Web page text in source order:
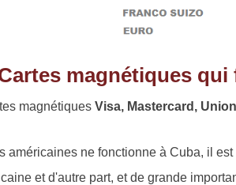
magnétiques
magnétiques Visa, Mastercard,
américaines ne fonctionne à Cuba, il
et d'autre part, et de grande